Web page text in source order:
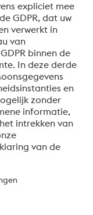
van onze
u uw
⇗
Benelux
Luxemburg van